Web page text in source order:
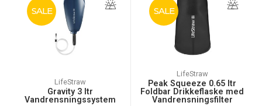
SALE
LifeStraw
Gravity 3 ltr
Vandrensningssystem
SALE
LifeStraw
Peak Squeeze 0.65 ltr
Foldbar Drikkeflaske med
Vandrensningsfilter